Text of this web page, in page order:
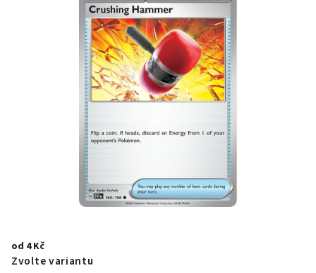
od 4 Kč
Zvolte variantu